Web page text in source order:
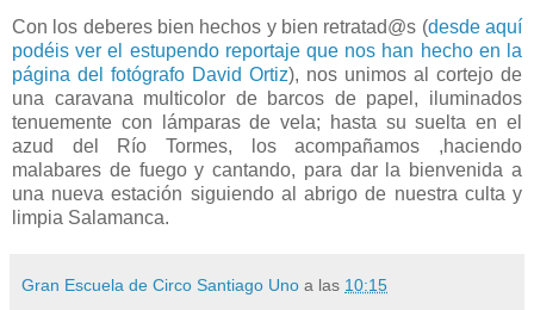
Con los deberes bien hechos y bien retratad@s (desde aquí
podéis ver el estupendo reportaje que nos han hecho en la
página del fotógrafo David Ortiz), nos unimos al cortejo de
una caravana multicolor de barcos de papel, iluminados
tenuemente con lámparas de vela; hasta su suelta en el
azud del Río Tormes, los acompañamos ,haciendo
malabares de fuego y cantando, para dar la bienvenida a
una nueva estación siguiendo al abrigo de nuestra culta y
limpia Salamanca.
Gran Escuela de Circo Santiago Uno a las 10:15